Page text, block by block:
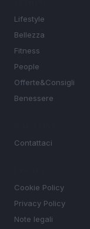
Lifestyle
Bellezza
Fitness
People
Offerte&Consigli
Benessere
Contattaci
Cookie Policy
Privacy Policy
Note legali